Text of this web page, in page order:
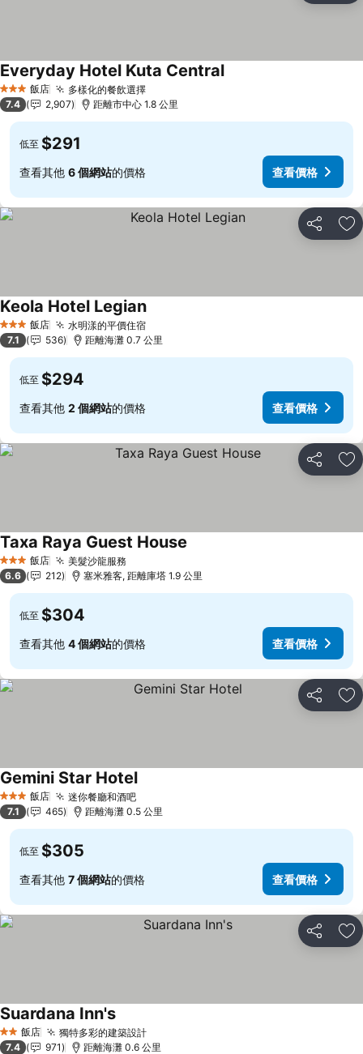
3 星級 飯店 多樣化的餐飲選擇查看價格
Everyday Hotel Kuta Central查看價格
7.4 2,907 距離市中心 1.8 公里
低至 $291
查看其他 6 個網站的價格 查看價格
分享 加
3 星級 飯店 水明漾的平價住宿查看價格
Keola Hotel Legian查看價格
7.1 536 距離海灘 0.7 公里
低至 $294
查看其他 2 個網站的價格 查看價格
分享 加
3 星級 飯店 美髮沙龍服務
Taxa Raya Guest House
6.6 212 塞米雅客, 距離庫塔 1.9 公里
低至 $304
查看其他 4 個網站的價格 查看價格
分享 加
3 星級 飯店 迷你餐廳和酒吧查看價格
Gemini Star Hotel查看價格
7.1 465 距離海灘 0.5 公里
低至 $305
查看其他 7 個網站的價格 查看價格
分享 加
2 星級飯店 獨特多彩的建築設計查看價格
Suardana Inn's查看價格
7.4 971 距離海灘 0.6 公里